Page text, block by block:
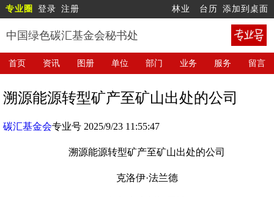
专业圈 登录 注册 林业 台历 添加到桌面
中国绿色碳汇基金会秘书处
首页 资讯 图册 单位 部门 业务 服务 留言
溯源能源转型矿产至矿山出处的公司
碳汇基金会专业号 2025/9/23 11:55:47
溯源能源转型矿产至矿山出处的公司
克洛伊·法兰德